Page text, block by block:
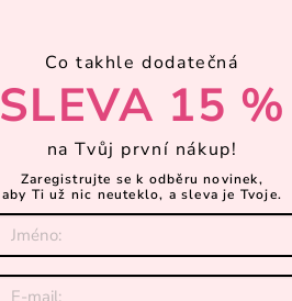
Hadřík
Co takhle dodatečná
SLEVA 15 %
na Tvůj první nákup!
Zaregistrujte se k odběru novinek,
aby Ti už nic neuteklo, a sleva je Tvoje.